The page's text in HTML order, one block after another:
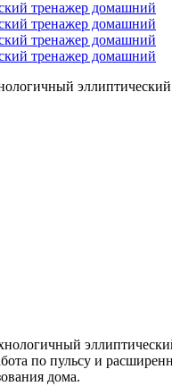
по пульсу и
дома.